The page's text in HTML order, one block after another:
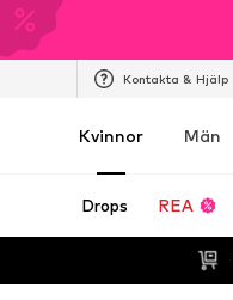
Kontakta & Hjälp
Kvinnor Män
Drops REA